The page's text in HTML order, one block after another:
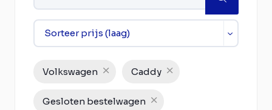
Volkswagen Caddy
Gesloten bestelwagen